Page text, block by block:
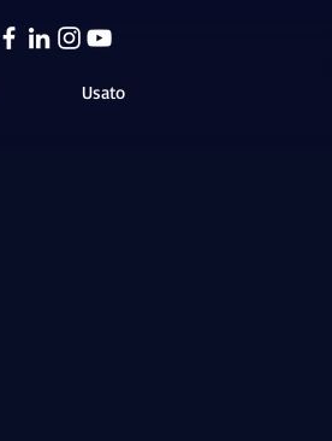
Usato